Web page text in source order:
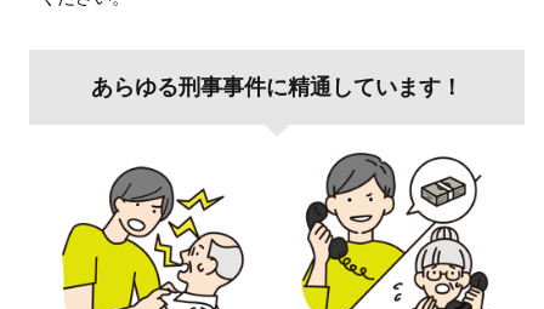
あらゆる刑事事件に精通しています！